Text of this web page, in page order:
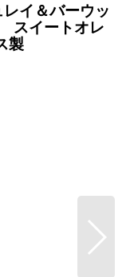
イ＆バーウッ
スイートオレ
製